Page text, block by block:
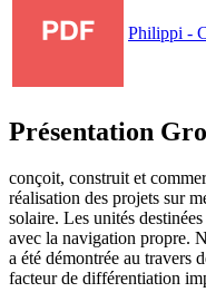
Philippi -
Présentation
conçoit, construit et
réalisation des projets sur
solaire. Les unités
avec la navigation propre.
a été démontrée au travers
facteur de différentiation